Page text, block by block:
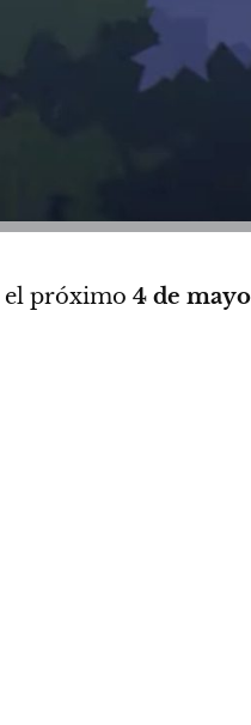
el próximo 4 de mayo